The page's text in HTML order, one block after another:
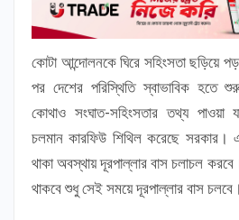
কোটা আন্দোলনকে ঘিরে সহিংসতা ছড়িয়ে
পর দেশের পরিস্থিতি স্বাভাবিক হতে
কোথাও সংঘাত-সহিংসতার তথ্য পাওয়া
চলমান কারফিউ শিথিল করেছে সরকার।
থাকা অবস্থায় দূরপাল্লার বাস চলাচল
থাকবে শুধু সেই সময়ে দূরপাল্লার বাস চলবে।